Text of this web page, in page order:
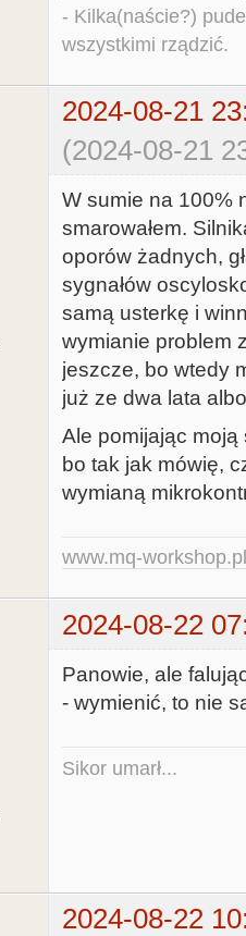
- Kilka(naście?)
wszystkimi rządzić.
2024-08-21
(2024-08-21
W sumie na 100%
smarowałem.
oporów żadnych,
sygnałów
samą usterkę i
wymianie problem
jeszcze, bo wtedy
już ze dwa lata
Ale pomijając moją
bo tak jak mówię,
wymianą
www.mq-workshop.pl
2024-08-22
Panowie, ale
- wymienić, to nie
Sikor umarł...
2024-08-22